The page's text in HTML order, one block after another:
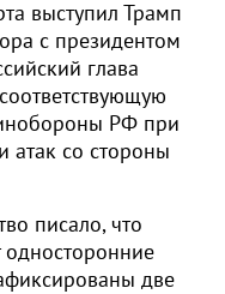
выступил Трамп
с президентом
глава
РФ при
атак со стороны
писало, что
две